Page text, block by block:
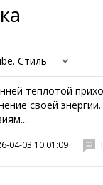
Стиль
теплотой
своей
04-03 10:01:09